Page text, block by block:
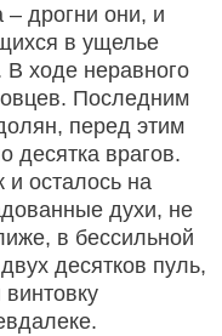
– дрогни они, и
в ущелье
ходе неравного
Последним
перед этим
десятка врагов.
осталось на
духи, не
в бессильной
десятков пуль,